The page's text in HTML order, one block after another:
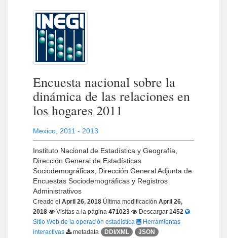
Encuesta nacional sobre la
dinámica de las relaciones en
los hogares 2011
Mexico 2011 - 2013
Instituto Nacional de Estadística y Geografía,
Dirección General de Estadísticas
Sociodemográficas, Dirección General Adjunta de
Encuestas Sociodemográficas y Registros
Administrativos
Creado el April 26, 2018 Última modificación April 26,
2018
Visitas a la página 471023 Descargar 1452
Sitio Web de la operación estadística
Herramientas
interactivas
metadata DDI/XML JSON